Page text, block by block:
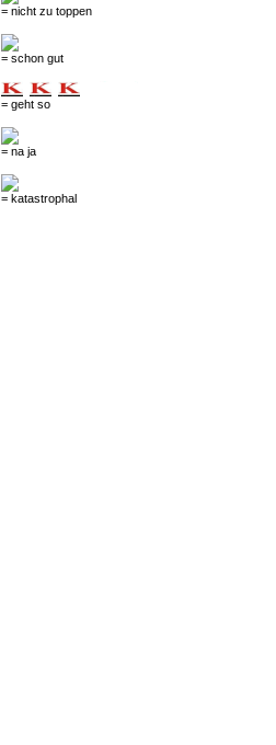
= nicht zu toppen
= schon gut
= geht so
= na ja
= katastrophal